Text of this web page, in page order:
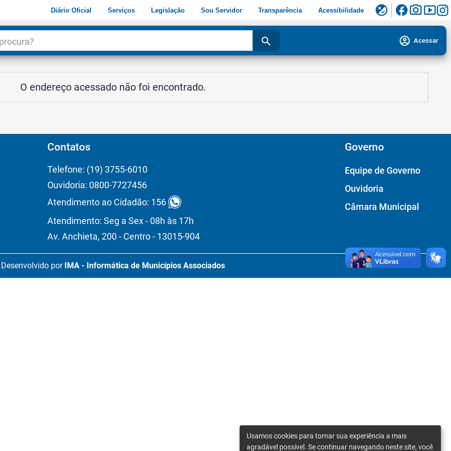
Diário Oficial Serviços Legislação Sou Servidor Transparência Acessibilidade flaky facebookphoto_camerasmart_display
search account_circle Acessar
O endereço acessado não foi encontrado.
Contatos
Telefone: (19) 3755-6010
Ouvidoria: 0800-7727456
Atendimento ao Cidadão: 156
Atendimento: Seg a Sex - 08h às 17h
Av. Anchieta, 200 - Centro - 13015-904
Governo
Equipe de Governo
Ouvidoria
Câmara Municipal
Desenvolvido por IMA - Informática de Municípios Associados
Usamos cookies para tornar sua experiência a mais
agradável possível. Se continuar navegando neste site, você